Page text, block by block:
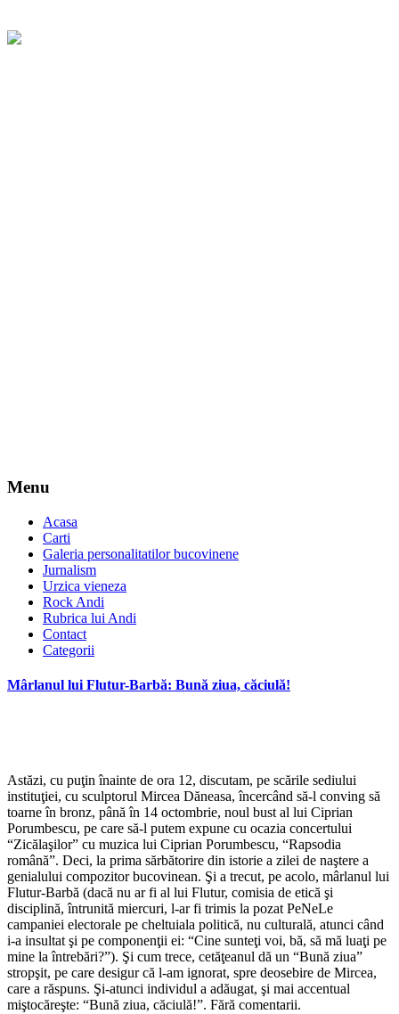
Menu
Acasa
Carti
Galeria personalitatilor bucovinene
Jurnalism
Urzica vieneza
Rock Andi
Rubrica lui Andi
Contact
Categorii
Mârlanul lui Flutur-Barbă: Bună ziua, căciulă!
Astăzi, cu puţin înainte de ora 12, discutam, pe scările sediului
instituţiei, cu sculptorul Mircea Dăneasa, încercând să-l conving să
toarne în bronz, până în 14 octombrie, noul bust al lui Ciprian
Porumbescu, pe care să-l putem expune cu ocazia concertului
“Zicălaşilor” cu muzica lui Ciprian Porumbescu, “Rapsodia
română”. Deci, la prima sărbătorire din istorie a zilei de naştere a
genialului compozitor bucovinean. Şi a trecut, pe acolo, mârlanul lui
Flutur-Barbă (dacă nu ar fi al lui Flutur, comisia de etică şi
disciplină, întrunită miercuri, l-ar fi trimis la pozat PeNeLe
campaniei electorale pe cheltuiala politică, nu culturală, atunci când
i-a insultat şi pe componenţii ei: “Cine sunteţi voi, bă, să mă luaţi pe
mine la întrebări?”). Şi cum trece, cetăţeanul dă un “Bună ziua”
stropşit, pe care desigur că l-am ignorat, spre deosebire de Mircea,
care a răspuns. Şi-atunci individul a adăugat, şi mai accentual
miştocăreşte: “Bună ziua, căciulă!”. Fără comentarii.